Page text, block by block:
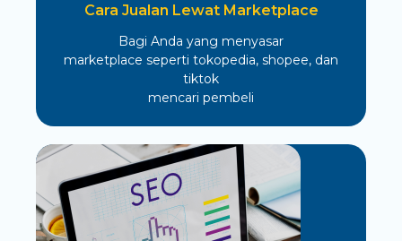
Cara Jualan Lewat Marketplace
Bagi Anda yang menyasar
marketplace seperti tokopedia, shopee, dan
tiktok
mencari pembeli